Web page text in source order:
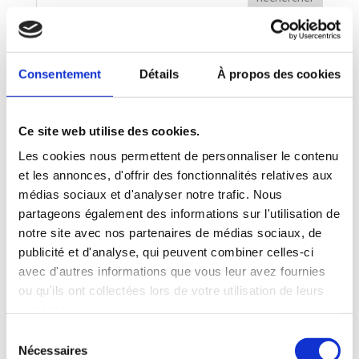
Consentement Détails À propos des cookies
Ce site web utilise des cookies.
Les cookies nous permettent de personnaliser le contenu
et les annonces, d'offrir des fonctionnalités relatives aux
médias sociaux et d'analyser notre trafic. Nous
partageons également des informations sur l'utilisation de
notre site avec nos partenaires de médias sociaux, de
publicité et d'analyse, qui peuvent combiner celles-ci
avec d'autres informations que vous leur avez fournies
ou qu'ils ont collectées lors de votre utilisation de leurs
Nécessaires
la Ville de Dijon, de la bibliothèque municipale de Dijon,
de la direction des musées et du patrimoine de Dijon
et de Prévalet Musique.
Articles récents
Concert « Si l’Amour m’était chanté ! » – Vendredi 21,
Samedi 22 et Dimanche 23 Août
Concert « Offenbach ! La Belle Époque ! » – Vendredi
17, Samedi 18 et Dimanche 19 Juillet
Concert « Les Oubliées » – 8 Mars
Concert « Les Oubliées » – 4 Mars
Meilleurs Vœux 2026